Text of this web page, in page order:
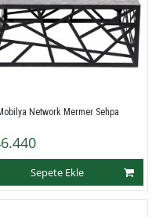
Network Mermer Sehpa
Sepete Ekle